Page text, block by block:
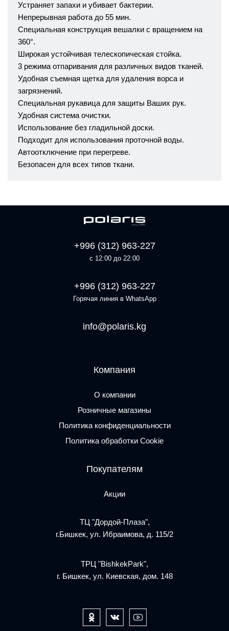
Устраняет запахи и убивает бактерии.
Непрерывная работа до 55 мин.
Специальная конструкция вешалки с вращением на
360°.
Широкая устойчивая телескопическая стойка.
3 режима отпаривания для различных видов тканей.
Удобная съемная щетка для удаления ворса и
загрязнений.
Специальная рукавица для защиты Ваших рук.
Удобная система очистки.
Использование без гладильной доски.
Подходит для использования проточной воды.
Автоотключение при перегреве.
Безопасен для всех типов ткани.
+996 (312) 963-227
с 12:00 до 22:00
+996 (312) 963-227
Горячая линия в WhatsApp
info@polaris.kg
Компания
О компании
Розничные магазины
Политика конфиденциальности
Политика обработки Cookie
Покупателям
Акции
ТЦ "Дордой-Плаза",
г.Бишкек, ул. Ибраимова, д. 115/2
ТРЦ "BishkekPark",
г. Бишкек, ул. Киевская, дом. 148